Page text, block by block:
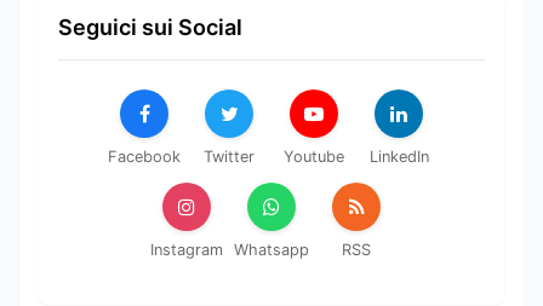
Seguici sui Social
Facebook Twitter Youtube LinkedIn
Instagram Whatsapp RSS